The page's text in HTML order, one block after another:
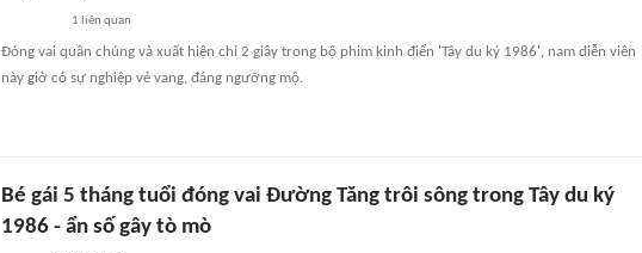
1 liên quan
Đóng vai quần chúng và xuất hiện chỉ 2 giây trong bộ phim kinh điển 'Tây du ký 1986', nam diễn viên
này giờ có sự nghiệp vẻ vang, đáng ngưỡng mộ.
Bé gái 5 tháng tuổi đóng vai Đường Tăng trôi sông trong Tây du ký
1986 - ẩn số gây tò mò